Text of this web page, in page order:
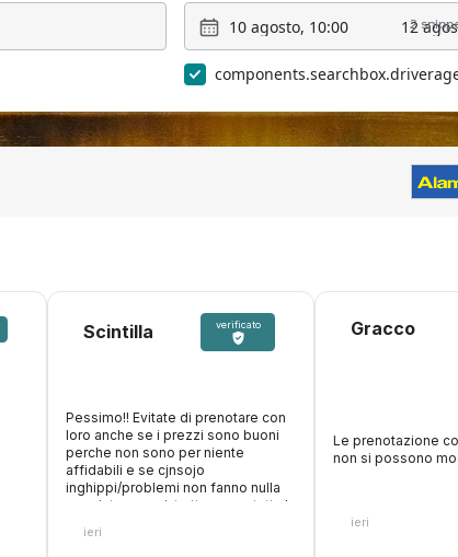
10 agosto, 10:00
12
2
Scintilla verificato
Pessimo!! Evitate di prenotare con
loro anche se i prezzi sono buoni
perche non sono per niente
affidabili e se cjnsojo
inghippi/problemi non fanno nulla
oer aiutare, anzi, trattengono tutta la
accettano carte di debito, paghi
ieri
Gracco
Le prenotazione
non si possono
ieri